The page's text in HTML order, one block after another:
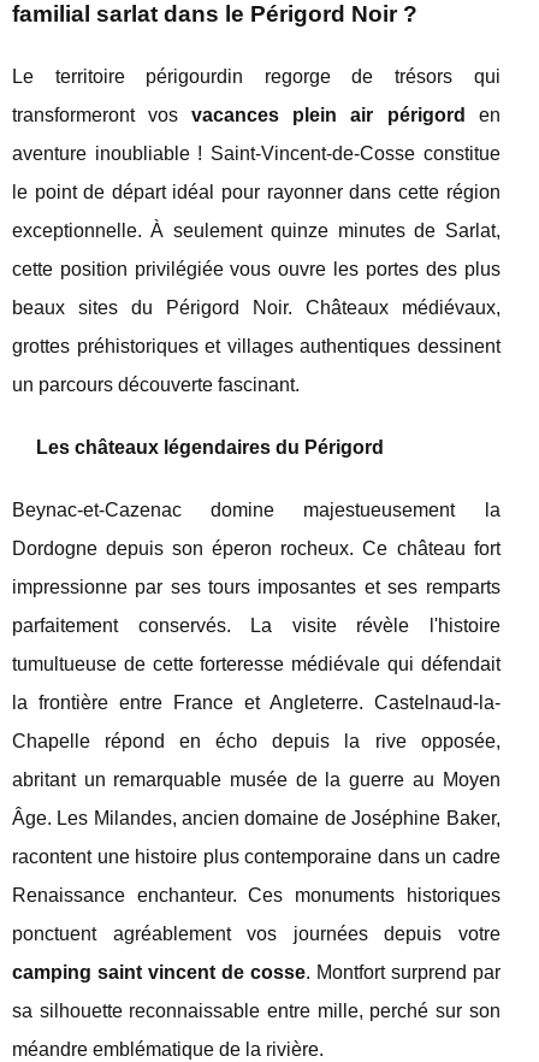
familial sarlat dans le Périgord Noir ?
Le territoire périgourdin regorge de trésors qui
transformeront vosvacances plein air périgord
en
aventure inoubliable ! Saint-Vincent-de-Cosse constitue
le point de départ idéal pour rayonner dans cette région
exceptionnelle. À seulement quinze minutes de Sarlat,
cette position privilégiée vous ouvre les portes des plus
beaux sites du Périgord Noir. Châteaux médiévaux,
grottes préhistoriques et villages authentiques dessinent
un parcours découverte fascinant.
Les châteaux légendaires du Périgord
Beynac-et-Cazenac domine majestueusement la
Dordogne depuis son éperon rocheux. Ce château fort
impressionne par ses tours imposantes et ses remparts
parfaitement conservés. La visite révèle l'histoire
tumultueuse de cette forteresse médiévale qui défendait
la frontière entre France et Angleterre. Castelnaud-la-
Chapelle répond en écho depuis la rive opposée,
abritant un remarquable musée de la guerre au Moyen
Âge. Les Milandes, ancien domaine de Joséphine Baker,
racontent une histoire plus contemporaine dans un cadre
Renaissance enchanteur. Ces monuments historiques
ponctuent agréablement vos journées depuis votre
camping saint vincent de cosse. Montfort surprend par
sa silhouette reconnaissable entre mille, perché sur son
méandre emblématique de la rivière.